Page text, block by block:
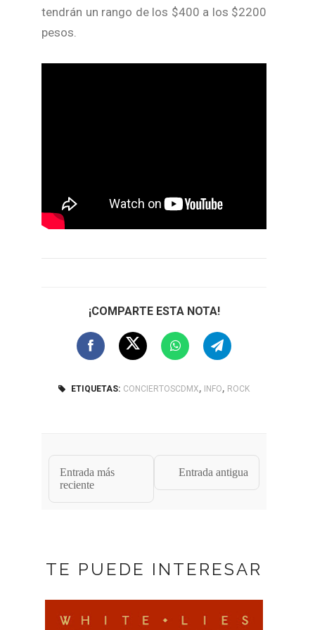
tendrán un rango de los $400 a los $2200
pesos.
¡COMPARTE ESTA NOTA!
ETIQUETAS: CONCIERTOSCDMX, INFO, ROCK
Entrada más
reciente
Entrada antigua
TE PUEDE INTERESAR